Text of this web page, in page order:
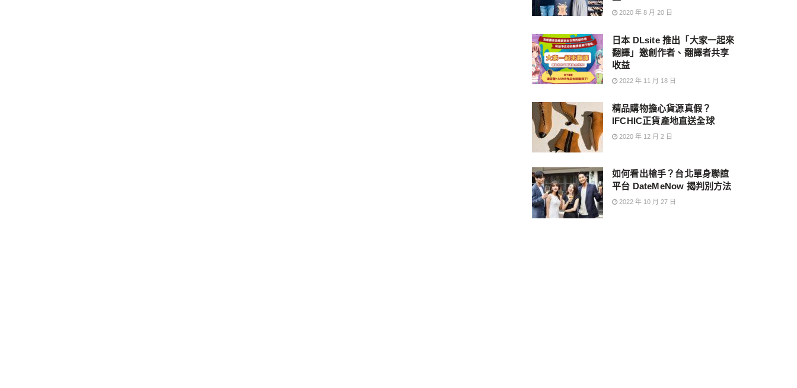
2020 年 8 月 20 日
日本 DLsite 推出「大家一起來
翻譯」邀創作者、翻譯者共享
收益
2022 年 11 月 18 日
精品購物擔心貨源真假？
IFCHIC正貨產地直送全球
2020 年 12 月 2 日
如何看出槍手？台北單身聯誼
平台 DateMeNow 揭判別方法
2022 年 10 月 27 日